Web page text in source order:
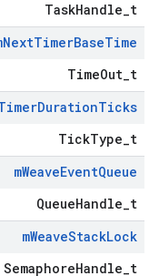
TaskHandle_t
NextTimerBaseTime
TimeOut_t
DurationTicks
TickType_t
mWeaveEventQueue
QueueHandle_t
mWeaveStackLock
SemaphoreHandle_t